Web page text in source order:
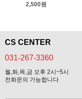
2,500원
CS CENTER
031-267-3360
월,화,목,금 오후 2시~5시
전화문의 가능합니다